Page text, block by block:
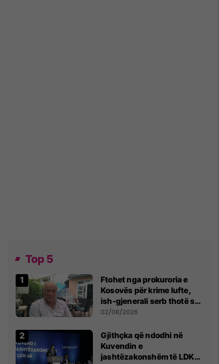
Top 5
Ftohet nga prokuroria e
Kosovës për krime lufte,
ish-gjenerali serb thotë se
dikush e tradhtoi në
02/08/2026
Gjithçka që ndodhi në
Kuvendin e
jashtëzakonshëm të LDK-